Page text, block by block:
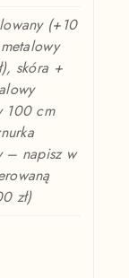
(+10
skóra +
100 cm
– napisz w
zł)